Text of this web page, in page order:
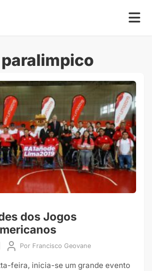
dos Jogos
Por Francisco Geovane
feira, inicia-se um grande evento